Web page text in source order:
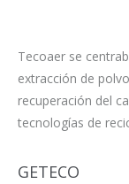
Tecoaer se
extracción de
recuperación del
tecnologías de
GETECO